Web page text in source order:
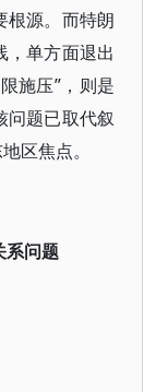
根源。而特朗
，单方面退出
施压”，则是
问题已取代叙
区焦点。
系问题